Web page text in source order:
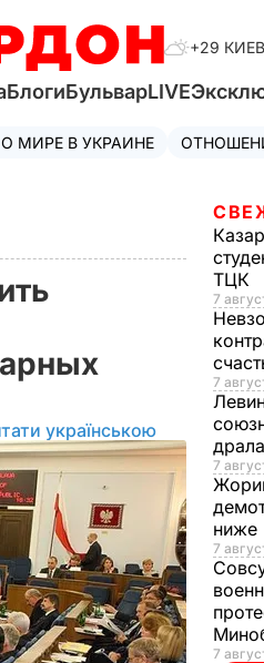
+29 КИЕВ
БлогиБульварLIVE
МИРЕ В УКРАИНЕ
українською
ТЦК
7
7
7
ниже
7
7